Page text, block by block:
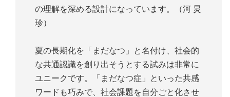
の理解を深める設計になっています。（河 炅
珍）
夏の長期化を「まだなつ」と名付け、社会的
な共通認識を創り出そうとする試みは非常に
ユニークです。「まだなつ症」といった共感
ワードも巧みで、社会課題を自分ごと化させ